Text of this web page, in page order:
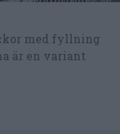
med fyllning
är en variant